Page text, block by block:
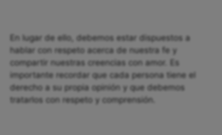
En lugar de ello, debemos estar dispuestos a
hablar con respeto acerca de nuestra fe y
compartir nuestras creencias con amor. Es
importante recordar que cada persona tiene el
derecho a su propia opinión y que debemos
tratarlos con respeto y comprensión.